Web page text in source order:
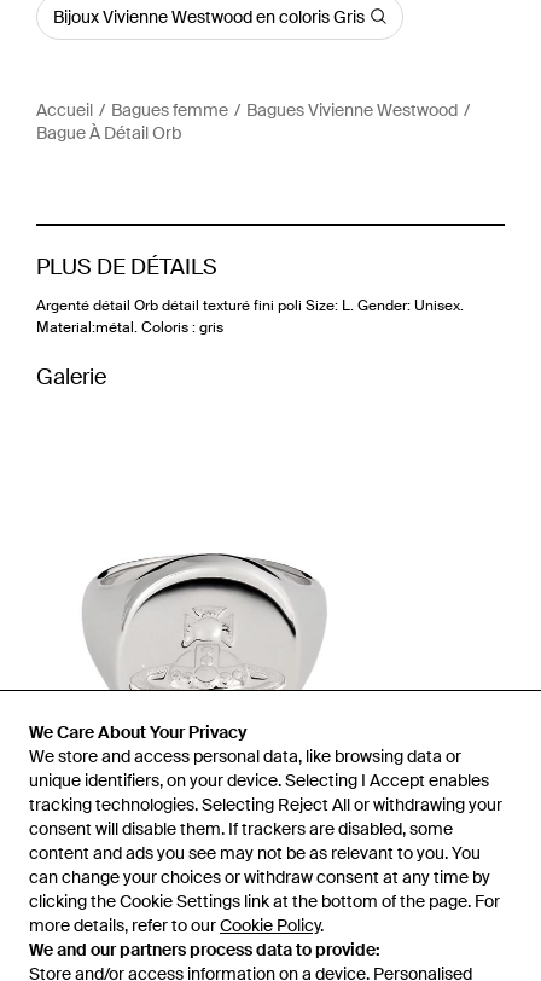
We Care About Your Privacy
We store and access personal data, like browsing data or
unique identifiers, on your device. Selecting I Accept enables
tracking technologies. Selecting Reject All or withdrawing your
consent will disable them. If trackers are disabled, some
content and ads you see may not be as relevant to you. You
can change your choices or withdraw consent at any time by
clicking the Cookie Settings link at the bottom of the page. For
more details, refer to ourCookie Policy.
We and our partners process data to provide:
Store and/or access information on a device. Personalised
Bijoux Vivienne Westwood en coloris Gris
Accueil Bagues femme
Bagues Vivienne Westwood
Bague À Détail Orb
PLUS DE DÉTAILS
Argenté détail Orb détail texturé fini poli Size: L. Gender: Unisex.
Material:métal. Coloris : gris
Galerie
Vendu précédemment chez :FARFETCH